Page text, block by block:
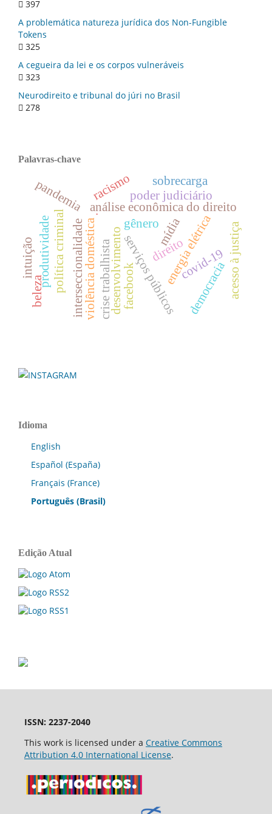
397
A problemática natureza jurídica dos Non-Fungible
Tokens
325
A cegueira da lei e os corpos vulneráveis
323
Neurodireito e tribunal do júri no Brasil
278
Palavras-chave
.
desenvolvimento
análise econômica do direito
serviços públicosenergia elétrica
covid-19
crise trabalhista
violência doméstica gênero
racismo
interseccionalidade
pandemia
política criminal acesso à justiça
poder judiciário
produtividade
sobrecarga
direito
facebook
mídia
democracia
beleza
intuição
Idioma
English
Español (España)
Français (France)
Português (Brasil)
Edição Atual
ISSN: 2237-2040
This work is licensed under a Creative Commons
Attribution 4.0 International License.